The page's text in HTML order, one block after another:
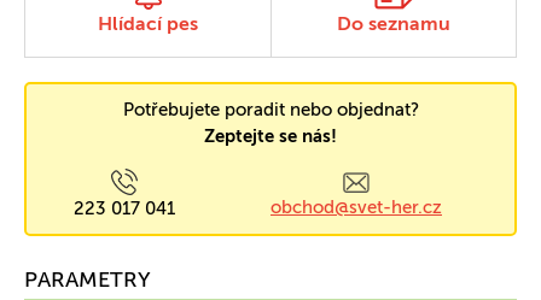
Hlídací pes Do seznamu
Potřebujete poradit nebo objednat?
Zeptejte se nás!
223 017 041 obchod@svet-her.cz
PARAMETRY